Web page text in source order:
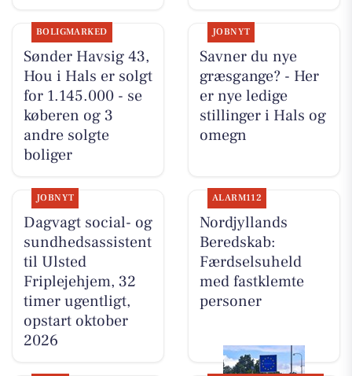
BOLIGMARKED
Sønder Havsig 43,
Hou i Hals er solgt
for 1.145.000 - se
køberen og 3
andre solgte
boliger
JOBNYT
Savner du nye
græsgange? - Her
er nye ledige
stillinger i Hals og
omegn
JOBNYT
Dagvagt social- og
sundhedsassistent
til Ulsted
Friplejehjem, 32
timer ugentligt,
opstart oktober
2026
ALARM112
Nordjyllands
Beredskab:
Færdselsuheld
med fastklemte
personer